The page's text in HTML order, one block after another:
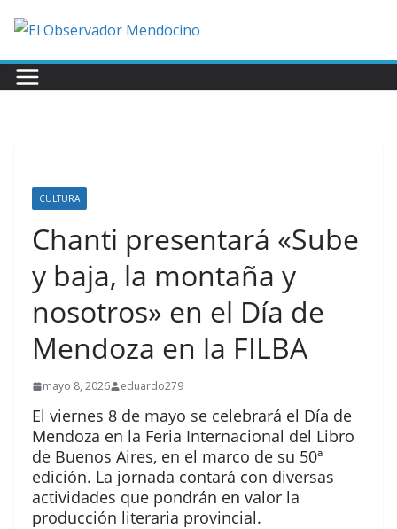
contenido
CULTURA
Chanti presentará «Sube
y baja, la montaña y
nosotros» en el Día de
Mendoza en la FILBA
mayo 8, 2026 eduardo279
El viernes 8 de mayo se celebrará el Día de
Mendoza en la Feria Internacional del Libro
de Buenos Aires, en el marco de su 50ª
edición. La jornada contará con diversas
actividades que pondrán en valor la
producción literaria provincial.